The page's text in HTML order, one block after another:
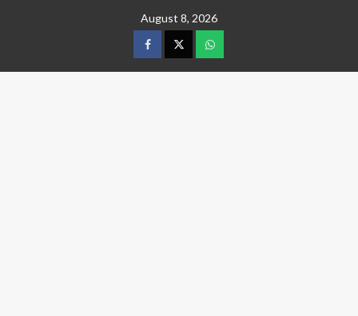
August 8, 2026
facebooktwitterwtsp